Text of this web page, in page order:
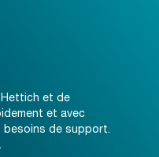
Hettich et de
et avec
de support.